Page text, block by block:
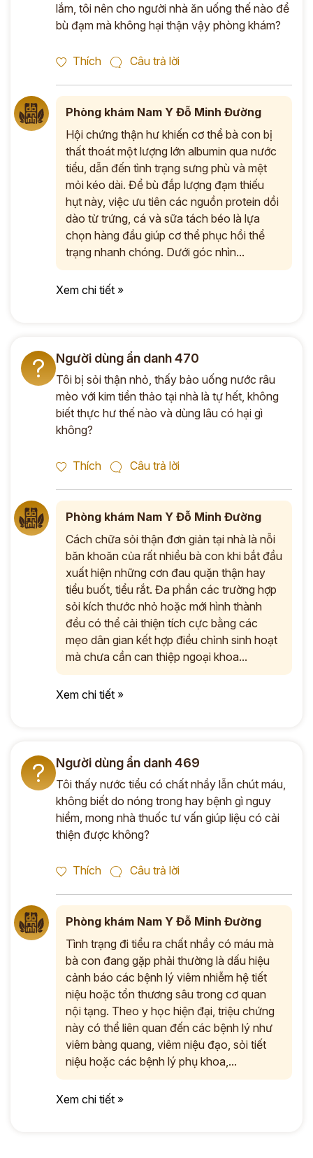
lắm, tôi nên cho người nhà ăn uống thế nào để
bù đạm mà không hại thận vậy phòng khám?
Thích Câu trả lời
Phòng khám Nam Y Đỗ Minh Đường
Hội chứng thận hư khiến cơ thể bà con bị
thất thoát một lượng lớn albumin qua nước
tiểu, dẫn đến tình trạng sưng phù và mệt
mỏi kéo dài. Để bù đắp lượng đạm thiếu
hụt này, việc ưu tiên các nguồn protein dồi
dào từ trứng, cá và sữa tách béo là lựa
chọn hàng đầu giúp cơ thể phục hồi thể
trạng nhanh chóng. Dưới góc nhìn...
Xem chi tiết »
? Người dùng ẩn danh 470
Tôi bị sỏi thận nhỏ, thấy bảo uống nước râu
mèo với kim tiền thảo tại nhà là tự hết, không
biết thực hư thế nào và dùng lâu có hại gì
không?
Thích Câu trả lời
Phòng khám Nam Y Đỗ Minh Đường
Cách chữa sỏi thận đơn giản tại nhà là nỗi
băn khoăn của rất nhiều bà con khi bắt đầu
xuất hiện những cơn đau quặn thận hay
tiểu buốt, tiểu rắt. Đa phần các trường hợp
sỏi kích thước nhỏ hoặc mới hình thành
đều có thể cải thiện tích cực bằng các
mẹo dân gian kết hợp điều chỉnh sinh hoạt
mà chưa cần can thiệp ngoại khoa...
Xem chi tiết »
? Người dùng ẩn danh 469
Tôi thấy nước tiểu có chất nhầy lẫn chút máu,
không biết do nóng trong hay bệnh gì nguy
hiểm, mong nhà thuốc tư vấn giúp liệu có cải
thiện được không?
Thích Câu trả lời
Phòng khám Nam Y Đỗ Minh Đường
Tình trạng đi tiểu ra chất nhầy có máu mà
bà con đang gặp phải thường là dấu hiệu
cảnh báo các bệnh lý viêm nhiễm hệ tiết
niệu hoặc tổn thương sâu trong cơ quan
nội tạng. Theo y học hiện đại, triệu chứng
này có thể liên quan đến các bệnh lý như
viêm bàng quang, viêm niệu đạo, sỏi tiết
niệu hoặc các bệnh lý phụ khoa,...
Xem chi tiết »